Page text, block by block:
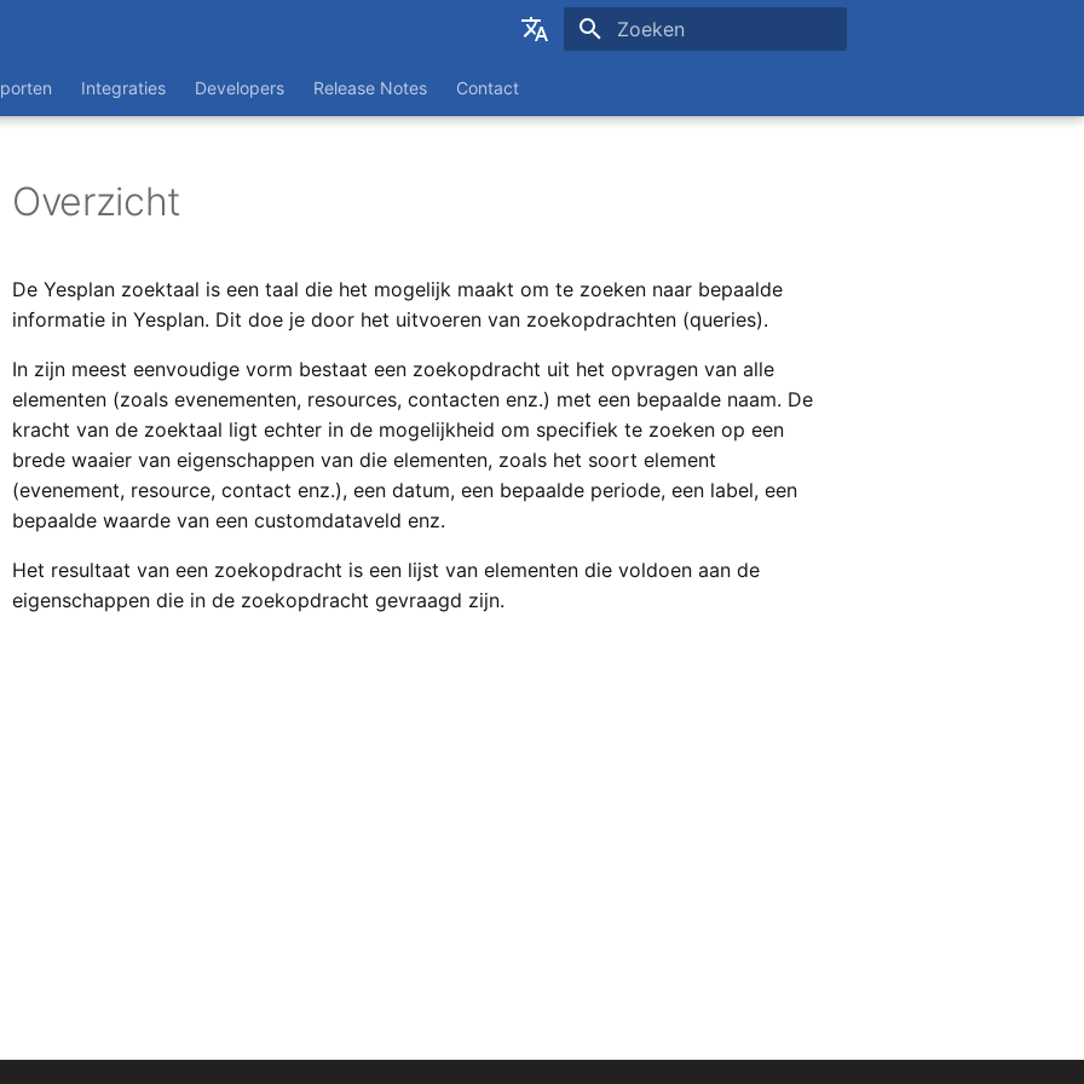
English
Integraties Developers Release Notes Contact
Overzicht
De Yesplan zoektaal is een taal die het mogelijk maakt om te zoeken naar bepaalde
informatie in Yesplan. Dit doe je door het uitvoeren van zoekopdrachten (queries).
In zijn meest eenvoudige vorm bestaat een zoekopdracht uit het opvragen van alle
elementen (zoals evenementen, resources, contacten enz.) met een bepaalde naam. De
kracht van de zoektaal ligt echter in de mogelijkheid om specifiek te zoeken op een
brede waaier van eigenschappen van die elementen, zoals het soort element
(evenement, resource, contact enz.), een datum, een bepaalde periode, een label, een
bepaalde waarde van een customdataveld enz.
Het resultaat van een zoekopdracht is een lijst van elementen die voldoen aan de
eigenschappen die in de zoekopdracht gevraagd zijn.